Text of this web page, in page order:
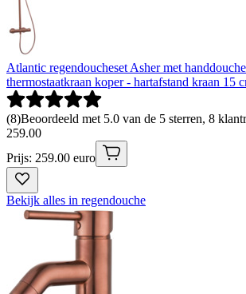
Atlantic regendoucheset Asher met
thermostaatkraan koper - hartafstand kraan 15
(8)Beoordeeld met 5.0 van de 5 sterren, 8
259.00
Prijs: 259.00 euro
Bekijk alles in regendouche